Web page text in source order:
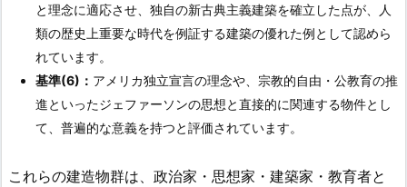
と理念に適応させ、独自の新古典主義建築を確立した点が、人
類の歴史上重要な時代を例証する建築の優れた例として認めら
れています。
基準(6)： アメリカ独立宣言の理念や、宗教的自由・公教育の推
進といったジェファーソンの思想と直接的に関連する物件とし
て、普遍的な意義を持つと評価されています。
これらの建造物群は、政治家・思想家・建築家・教育者と